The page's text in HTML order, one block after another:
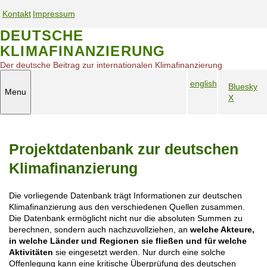
k
p
o
m
e
r
v
n
Kontakt Impressum
e
r
v
i
g
a
i
o
n
DEUTSCHE
KLIMAFINANZIERUNG
Der deutsche Beitrag zur internationalen Klimafinanzierung
Menu
c
v
i
g
a
t
english
S
a
d
i
a
Bluesky
X
Projektdatenbank zur deutschen
Klimafinanzierung
Die vorliegende Datenbank trägt Informationen zur deutschen
Klimafinanzierung aus den verschiedenen Quellen zusammen.
Die Datenbank ermöglicht nicht nur die absoluten Summen zu
berechnen, sondern auch nachzuvollziehen, an welche Akteure,
in welche Länder und Regionen sie fließen und für welche
Aktivitäten sie eingesetzt werden. Nur durch eine solche
Offenlegung kann eine kritische Überprüfung des deutschen